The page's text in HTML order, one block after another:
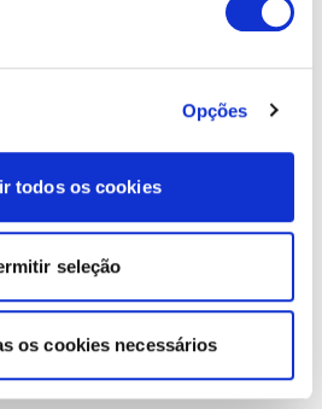
Opções
todos os cookies
seleção
os cookies necessários